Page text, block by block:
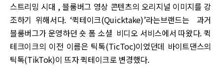
스트리밍 시대 , 블룸버그 영상 콘텐츠의 오리지널 이미지를 강
조하기 위해서다. ‘퀵테이크(Quicktake)’라는브랜드는 과거
블룸버그가 운영하던 숏 폼 소셜 비디오 서비스에서 따왔다. 퀵
테크이크의 이전 이름은 틱톡(TicToc)이었던데 바이트댄스의
틱톡(TikTok)이 뜨자 퀵테이크로 변경했다.